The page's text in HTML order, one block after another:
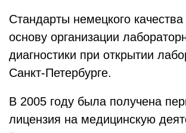
Стандарты немецкого качества
основу организации
диагностики при открытии
Санкт-Петербурге.
В 2005 году была получена
лицензия на медицинскую